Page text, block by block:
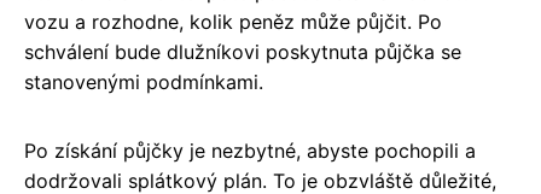
vozu a rozhodne, kolik peněz může půjčit. Po
schválení bude dlužníkovi poskytnuta půjčka se
stanovenými podmínkami.
Po získání půjčky je nezbytné, abyste pochopili a
dodržovali splátkový plán. To je obzvláště důležité,